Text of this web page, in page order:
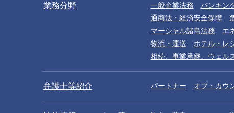
業務分野 一般企業法務 バンキン
通商法・経済安全保障
マーシャル諸島法務
エ
物流・運送
ホテル・レ
相続、事業承継、ウェル
弁護士等紹介 パートナー オブ・カウ